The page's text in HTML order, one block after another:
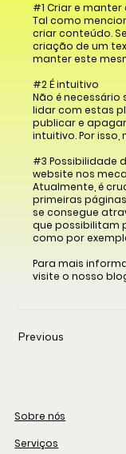
#1 Criar e
Tal como
criar conteúdo.
criação de um
manter este
#2 É intuitivo
Não é
lidar com estas
publicar e
intuitivo. Por
#3 Possibilidade
website nos
Atualmente, é
primeiras
se consegue
que possibilitam
como por
Para mais
visite o nosso
Previous
Sobre nós
Serviços